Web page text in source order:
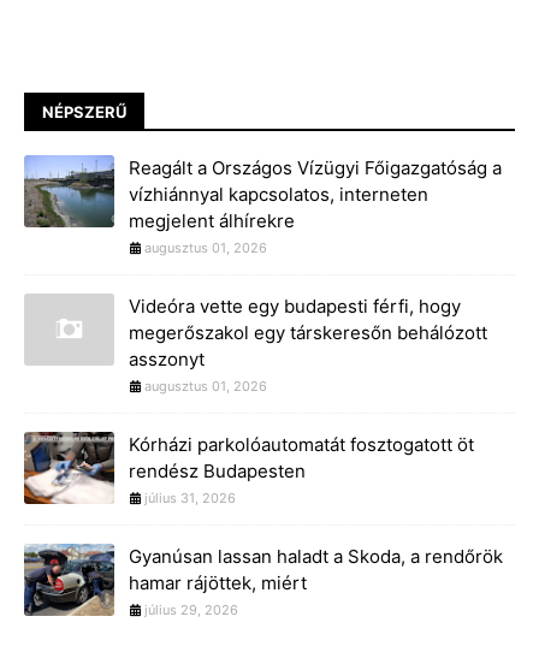
NÉPSZERŰ
Reagált a Országos Vízügyi Főigazgatóság a
vízhiánnyal kapcsolatos, interneten
megjelent álhírekre
augusztus 01, 2026
Videóra vette egy budapesti férfi, hogy
megerőszakol egy társkeresőn behálózott
asszonyt
augusztus 01, 2026
Kórházi parkolóautomatát fosztogatott öt
rendész Budapesten
július 31, 2026
Gyanúsan lassan haladt a Skoda, a rendőrök
hamar rájöttek, miért
július 29, 2026